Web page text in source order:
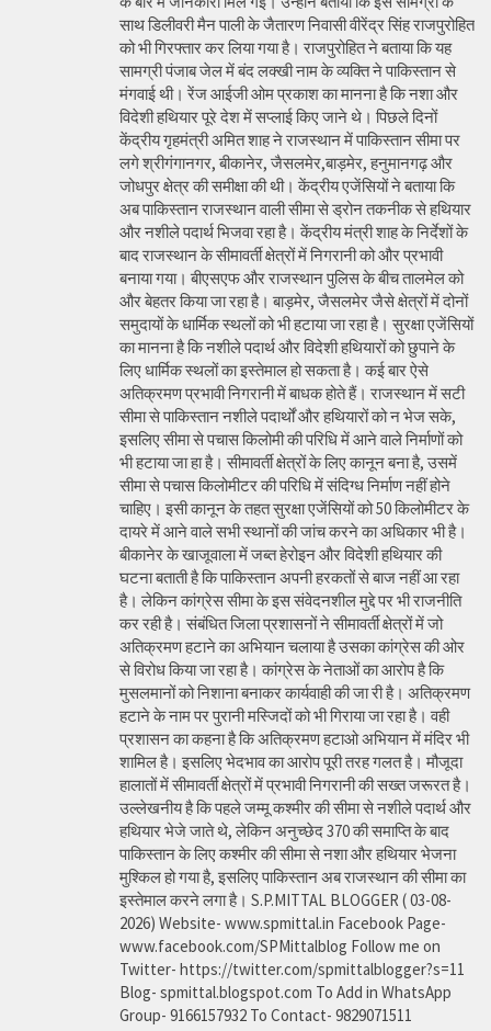
साथ डिलीवरी मैन पाली के जैतारण निवासी वीरेंद्र सिंह राजपुरोहित
को भी गिरफ्तार कर लिया गया है। राजपुरोहित ने बताया कि यह
सामग्री पंजाब जेल में बंद लक्खी नाम के व्यक्ति ने पाकिस्तान से
मंगवाई थी। रेंज आईजी ओम प्रकाश का मानना है कि नशा और
विदेशी हथियार पूरे देश में सप्लाई किए जाने थे। पिछले दिनों
केंद्रीय गृहमंत्री अमित शाह ने राजस्थान में पाकिस्तान सीमा पर
लगे श्रीगंगानगर, बीकानेर, जैसलमेर,बाड़मेर, हनुमानगढ़ और
जोधपुर क्षेत्र की समीक्षा की थी। केंद्रीय एजेंसियों ने बताया कि
अब पाकिस्तान राजस्थान वाली सीमा से ड्रोन तकनीक से हथियार
और नशीले पदार्थ भिजवा रहा है। केंद्रीय मंत्री शाह के निर्देशों के
बाद राजस्थान के सीमावर्ती क्षेत्रों में निगरानी को और प्रभावी
बनाया गया। बीएसएफ और राजस्थान पुलिस के बीच तालमेल को
और बेहतर किया जा रहा है। बाड़मेर, जैसलमेर जैसे क्षेत्रों में दोनों
समुदायों के धार्मिक स्थलों को भी हटाया जा रहा है। सुरक्षा एजेंसियों
का मानना है कि नशीले पदार्थ और विदेशी हथियारों को छुपाने के
लिए धार्मिक स्थलों का इस्तेमाल हो सकता है। कई बार ऐसे
अतिक्रमण प्रभावी निगरानी में बाधक होते हैं। राजस्थान में सटी
सीमा से पाकिस्तान नशीले पदार्थों और हथियारों को न भेज सके,
इसलिए सीमा से पचास किलोमी की परिधि में आने वाले निर्माणों को
भी हटाया जा हा है। सीमावर्ती क्षेत्रों के लिए कानून बना है, उसमें
सीमा से पचास किलोमीटर की परिधि में संदिग्ध निर्माण नहीं होने
चाहिए। इसी कानून के तहत सुरक्षा एजेंसियों को 50 किलोमीटर के
दायरे में आने वाले सभी स्थानों की जांच करने का अधिकार भी है।
बीकानेर के खाजूवाला में जब्त हेरोइन और विदेशी हथियार की
घटना बताती है कि पाकिस्तान अपनी हरकतों से बाज नहीं आ रहा
है। लेकिन कांग्रेस सीमा के इस संवेदनशील मुद्दे पर भी राजनीति
कर रही है। संबंधित जिला प्रशासनों ने सीमावर्ती क्षेत्रों में जो
अतिक्रमण हटाने का अभियान चलाया है उसका कांग्रेस की ओर
से विरोध किया जा रहा है। कांग्रेस के नेताओं का आरोप है कि
मुसलमानों को निशाना बनाकर कार्यवाही की जा री है। अतिक्रमण
हटाने के नाम पर पुरानी मस्जिदों को भी गिराया जा रहा है। वही
प्रशासन का कहना है कि अतिक्रमण हटाओ अभियान में मंदिर भी
शामिल है। इसलिए भेदभाव का आरोप पूरी तरह गलत है। मौजूदा
हालातों में सीमावर्ती क्षेत्रों में प्रभावी निगरानी की सख्त जरूरत है।
उल्लेखनीय है कि पहले जम्मू कश्मीर की सीमा से नशीले पदार्थ और
हथियार भेजे जाते थे, लेकिन अनुच्छेद 370 की समाप्ति के बाद
पाकिस्तान के लिए कश्मीर की सीमा से नशा और हथियार भेजना
मुश्किल हो गया है, इसलिए पाकिस्तान अब राजस्थान की सीमा का
इस्तेमाल करने लगा है। S.P.MITTAL BLOGGER ( 03-08-
2026) Website- www.spmittal.in Facebook Page-
www.facebook.com/SPMittalblog Follow me on
Twitter- https://twitter.com/spmittalblogger?s=11
Blog- spmittal.blogspot.com To Add in WhatsApp
Group- 9166157932 To Contact- 9829071511